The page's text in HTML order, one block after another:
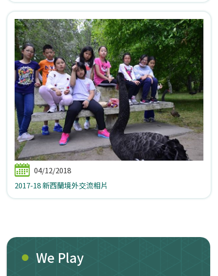
04/12/2018
2017-18 新西蘭境外交流相片
We Play